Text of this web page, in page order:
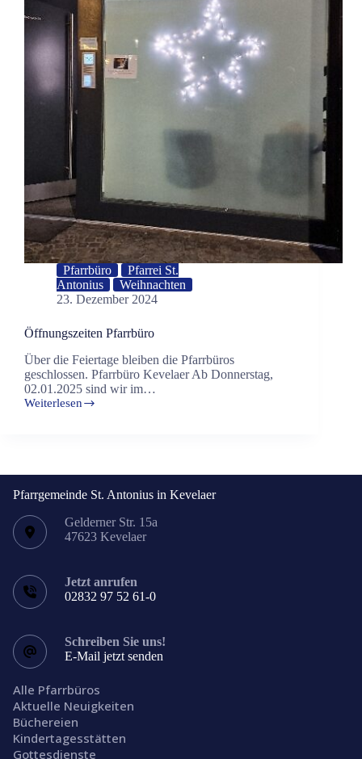
Pfarrbüro
Pfarrei St.
Antonius
Weihnachten
23. Dezember 2024
Öffnungszeiten Pfarrbüro
Über die Feiertage bleiben die Pfarrbüros
geschlossen. Pfarrbüro Kevelaer Ab Donnerstag,
02.01.2025 sind wir im…
Weiterlesen
Öffnungszeiten
Pfarrgemeinde St. Antonius in Kevelaer
Gelderner Str. 15a
47623 Kevelaer
Jetzt anrufen
02832 97 52 61-0
Schreiben Sie uns!
E-Mail jetzt senden
Alle Pfarrbüros
Aktuelle Neuigkeiten
Büchereien
Kindertagesstätten
Gottesdienste